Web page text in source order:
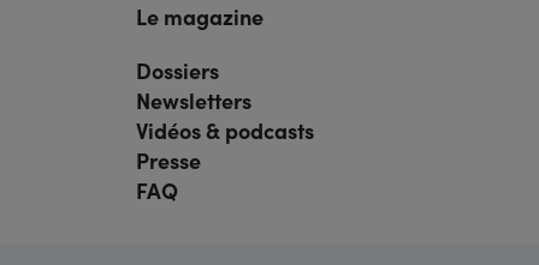
Le magazine
Navigation
pied
de
page
bis
Dossiers
Newsletters
Vidéos & podcasts
Presse
FAQ